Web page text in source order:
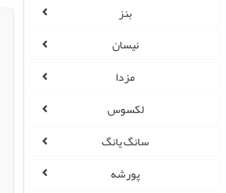
بنز
نیسان
مزدا
لکسوس
سانگ یانگ
پورشه